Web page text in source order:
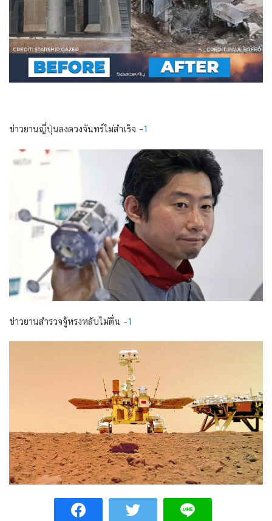
ข่าวยานญี่ปุ่นลงดวงจันทร์ไม่สำเร็จ –1
ข่าวยานสำรวจจู้หรงหลับไม่ตื่น –1